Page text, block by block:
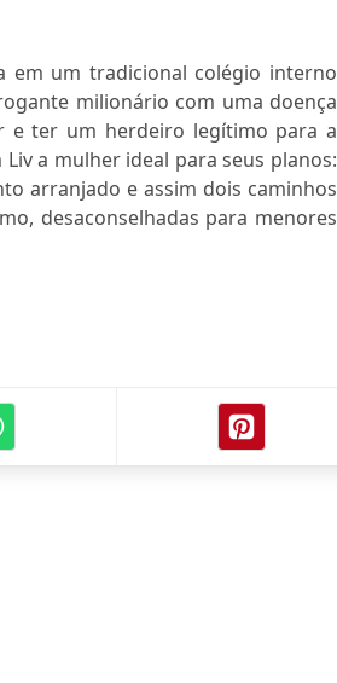
em um tradicional colégio interno
milionário com uma doença
e ter um herdeiro legítimo para a
a mulher ideal para seus planos:
arranjado e assim dois caminhos
desaconselhadas para menores